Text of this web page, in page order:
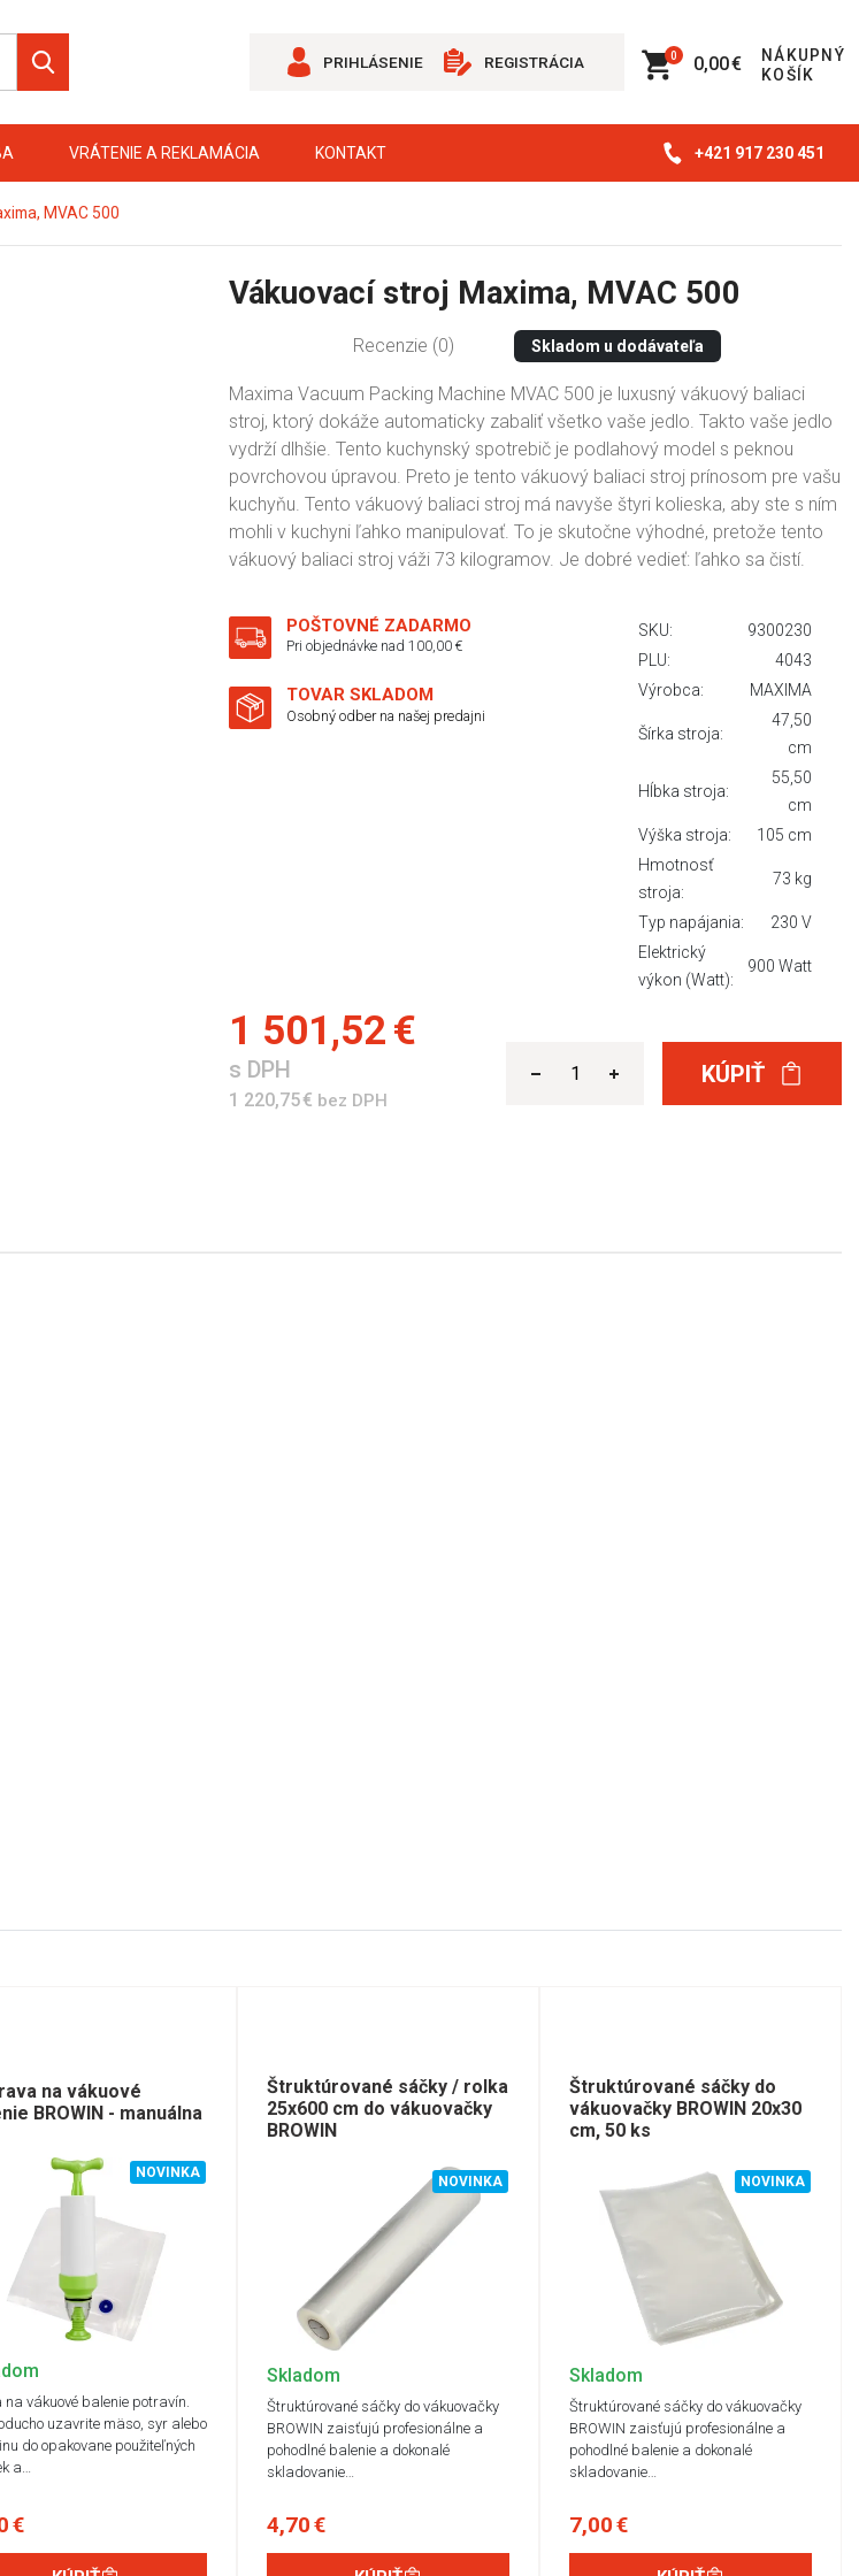
PRIHLÁSENIE REGISTRÁCIA 0,00 €
NÁKUPNÝ
KOŠÍK
0
VRÁTENIE A REKLAMÁCIA KONTAKT +421 917 230 451
MVAC 500
Vákuovací stroj Maxima, MVAC 500
Recenzie (0) Skladom u dodávateľa
Maxima Vacuum Packing Machine MVAC 500 je luxusný vákuový baliaci
stroj, ktorý dokáže automaticky zabaliť všetko vaše jedlo. Takto vaše jedlo
vydrží dlhšie. Tento kuchynský spotrebič je podlahový model s peknou
povrchovou úpravou. Preto je tento vákuový baliaci stroj prínosom pre vašu
kuchyňu. Tento vákuový baliaci stroj má navyše štyri kolieska, aby ste s ním
mohli v kuchyni ľahko manipulovať. To je skutočne výhodné, pretože tento
vákuový baliaci stroj váži 73 kilogramov. Je dobré vedieť: ľahko sa čistí.
POŠTOVNÉ ZADARMO
Pri objednávke nad 100,00 €
TOVAR SKLADOM
Osobný odber na našej predajni
SKU:
9300230
PLU:
4043
Výrobca:
MAXIMA
Šírka stroja:
47,50
cm
Hĺbka stroja:
55,50
cm
Výška stroja:
105 cm
Hmotnosť
stroja:
73 kg
Typ napájania:
230 V
Elektrický
výkon (Watt):
900 Watt
1 501,52 €
s DPH
1 220,75 € bez DPH
KÚPIŤ
na vákuové
BROWIN - manuálna
NOVINKA
vákuové balenie potravín.
uzavrite mäso, syr alebo
do opakovane použiteľných
a…
€
Štruktúrované sáčky / rolka
25x600 cm do vákuovačky
BROWIN
NOVINKA
Skladom
Štruktúrované sáčky do vákuovačky
BROWIN zaisťujú profesionálne a
pohodlné balenie a dokonalé
skladovanie…
4,70 €
Štruktúrované sáčky do
vákuovačky BROWIN 20x30
cm, 50 ks
NOVINKA
Skladom
Štruktúrované sáčky do vákuovačky
BROWIN zaisťujú profesionálne a
pohodlné balenie a dokonalé
skladovanie…
7,00 €